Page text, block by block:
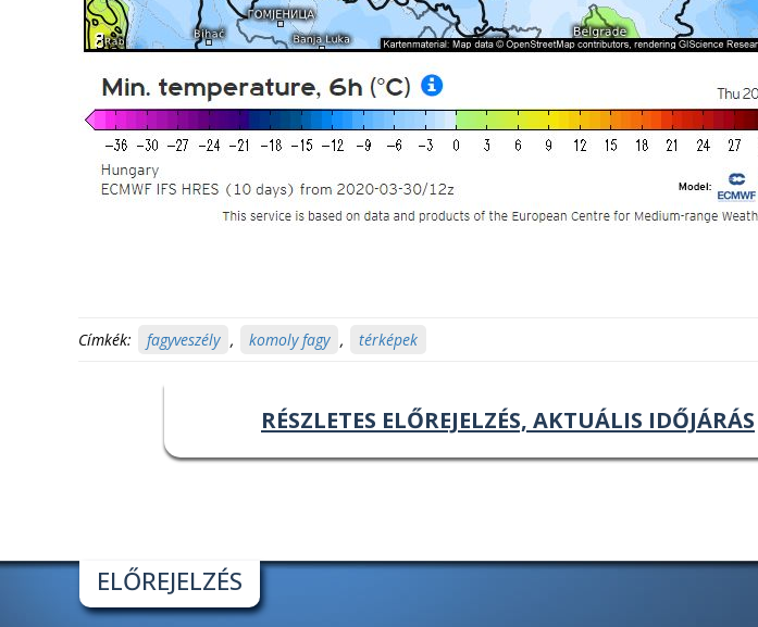
Címkék: fagyveszély , komoly fagy , térképek
RÉSZLETES ELŐREJELZÉS, AKTUÁLIS IDŐJÁRÁS
ELŐREJELZÉS